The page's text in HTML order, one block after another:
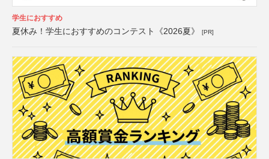
学生におすすめ
夏休み！学生におすすめのコンテスト《2026夏》 [PR]